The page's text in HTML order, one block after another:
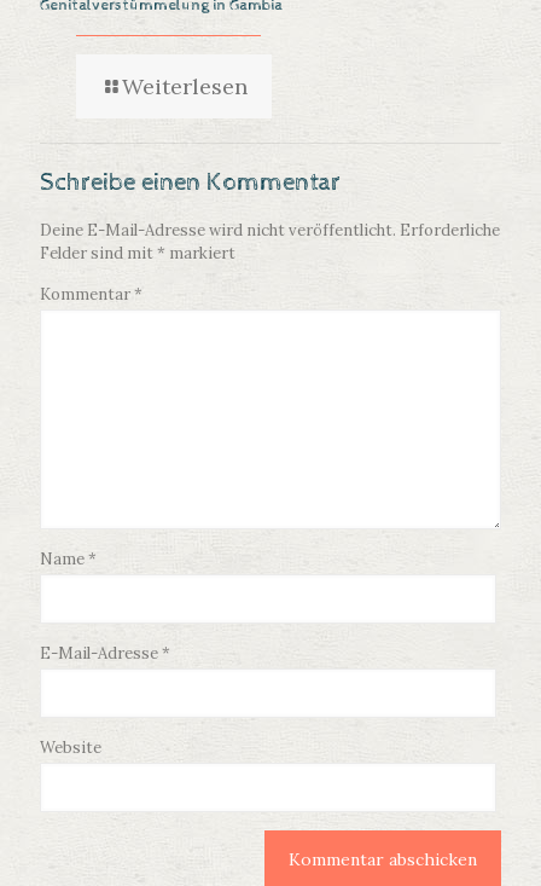
Genitalverstümmelung in Gambia
Weiterlesen
Schreibe einen Kommentar
Deine E-Mail-Adresse wird nicht veröffentlicht. Erforderliche
Felder sind mit* markiert
Kommentar*
Name*
E-Mail-Adresse*
Website